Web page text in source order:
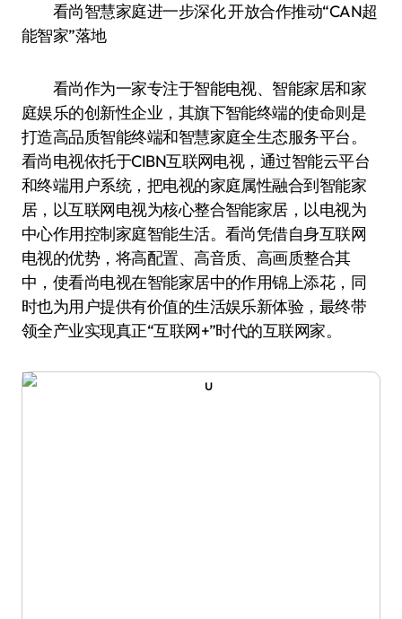
看尚智慧家庭进一步深化 开放合作推动“CAN超
能智家”落地
看尚作为一家专注于智能电视、智能家居和家
庭娱乐的创新性企业，其旗下智能终端的使命则是
打造高品质智能终端和智慧家庭全生态服务平台。
看尚电视依托于CIBN互联网电视，通过智能云平台
和终端用户系统，把电视的家庭属性融合到智能家
居，以互联网电视为核心整合智能家居，以电视为
中心作用控制家庭智能生活。看尚凭借自身互联网
电视的优势，将高配置、高音质、高画质整合其
中，使看尚电视在智能家居中的作用锦上添花，同
时也为用户提供有价值的生活娱乐新体验，最终带
领全产业实现真正“互联网+”时代的互联网家。